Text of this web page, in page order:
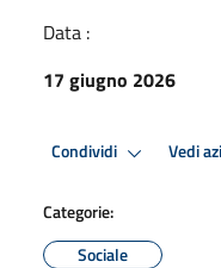
Data :
17 giugno 2026
Condividi Vedi
Categorie:
Sociale